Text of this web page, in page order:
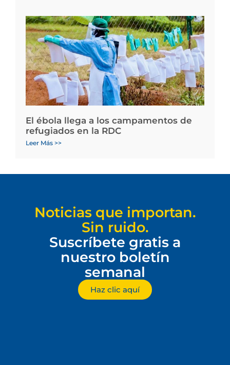
El ébola llega a los campamentos de
refugiados en la RDC
Leer Más >>
Noticias que importan.
Sin ruido.
Suscríbete gratis a
nuestro boletín
semanal
Haz clic aquí